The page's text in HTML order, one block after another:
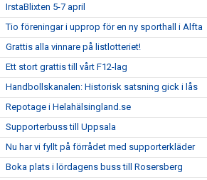
IrstaBlixten 5-7 april
Tio föreningar i upprop för en ny sporthall i Alfta
Grattis alla vinnare på listlotteriet!
Ett stort grattis till vårt F12-lag
Handbollskanalen: Historisk satsning gick i lås
Repotage i Helahälsingland.se
Supporterbuss till Uppsala
Nu har vi fyllt på förrådet med supporterkläder
Boka plats i lördagens buss till Rosersberg